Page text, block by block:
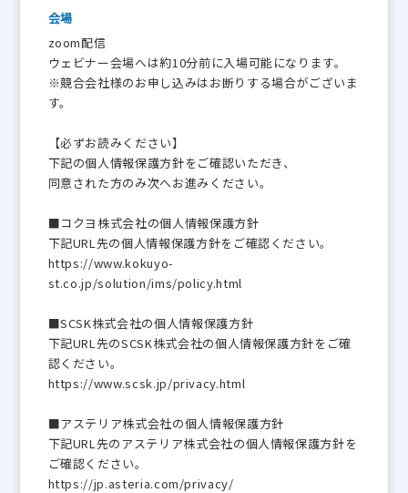
会場
zoom配信
ウェビナー会場へは約10分前に入場可能になります。
※競合会社様のお申し込みはお断りする場合がございま
す。
【必ずお読みください】
下記の個人情報保護方針をご確認いただき、
同意された方のみ次へお進みください。
■コクヨ株式会社の個人情報保護方針
下記URL先の個人情報保護方針をご確認ください。
https://www.kokuyo-
st.co.jp/solution/ims/policy.html
■SCSK株式会社の個人情報保護方針
下記URL先のSCSK株式会社の個人情報保護方針をご確
認ください。
https://www.scsk.jp/privacy.html
■アステリア株式会社の個人情報保護方針
下記URL先のアステリア株式会社の個人情報保護方針を
ご確認ください。
https://jp.asteria.com/privacy/